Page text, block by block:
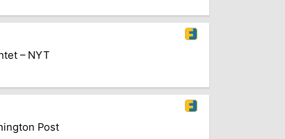
– NYT
Post